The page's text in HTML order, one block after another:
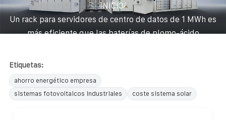
INICIO/
Un rack para servidores de centro de datos de 1 MWh es
más eficiente que las baterías de plomo-ácido
Etiquetas:
ahorro energético empresa
sistemas fotovoltaicos industriales
coste sistema solar